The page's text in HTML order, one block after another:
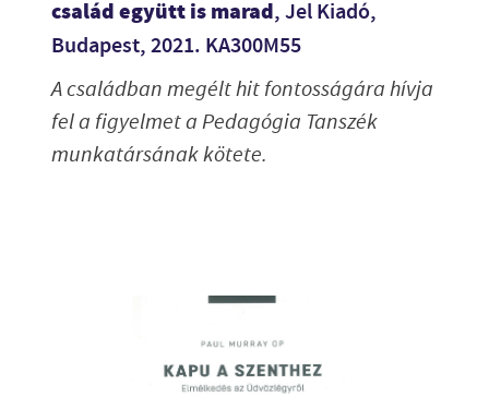
család együtt is marad, Jel Kiadó,
Budapest, 2021. KA300M55
A családban megélt hit fontosságára hívja
fel a figyelmet a Pedagógia Tanszék
munkatársának kötete.